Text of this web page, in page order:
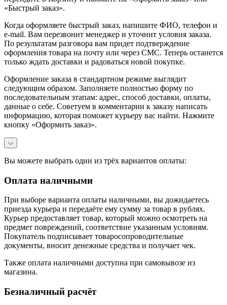
«Быстрый заказ».
Когда оформляете быстрый заказ, напишите ФИО, телефон и
e-mail. Вам перезвонит менеджер и уточнит условия заказа.
По результатам разговора вам придет подтверждение
оформления товара на почту или через СМС. Теперь останется
только ждать доставки и радоваться новой покупке.
Оформление заказа в стандартном режиме выглядит
следующим образом. Заполняете полностью форму по
последовательным этапам: адрес, способ доставки, оплаты,
данные о себе. Советуем в комментарии к заказу написать
информацию, которая поможет курьеру вас найти. Нажмите
кнопку «Оформить заказ».
Вы можете выбрать один из трёх вариантов оплаты:
Оплата наличными
При выборе варианта оплаты наличными, вы дожидаетесь
приезда курьера и передаёте ему сумму за товар в рублях.
Курьер предоставляет товар, который можно осмотреть на
предмет повреждений, соответствие указанным условиям.
Покупатель подписывает товаросопроводительные
документы, вносит денежные средства и получает чек.
Также оплата наличными доступна при самовывозе из
магазина.
Безналичный расчёт